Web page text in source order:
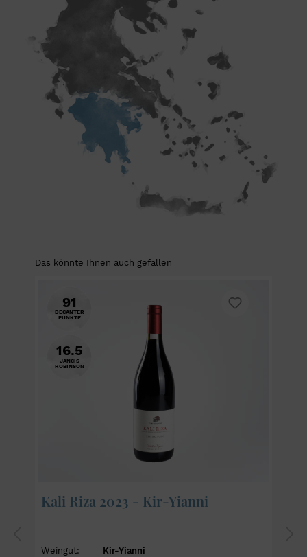
Das könnte Ihnen auch gefallen
91
DECANTER
PUNKTE
16.5
JANCIS
ROBINSON
Kali Riza 2023 - Kir-Yianni
Weingut:
Kir-Yianni